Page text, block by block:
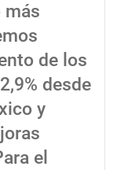
más
de los
desde
y
el